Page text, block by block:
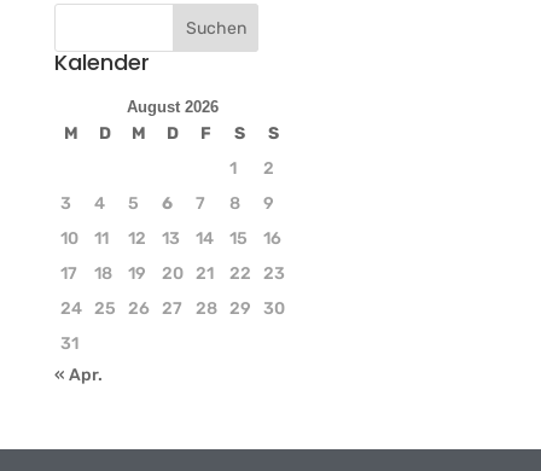
Kalender
August 2026
M D M D F S
S
1
2
3
4 5 6 7 8
9
10
11 12 13 14 15
16
17
18 19 20 21 22
23
24
25 26 27 28 29
30
31
« Apr.